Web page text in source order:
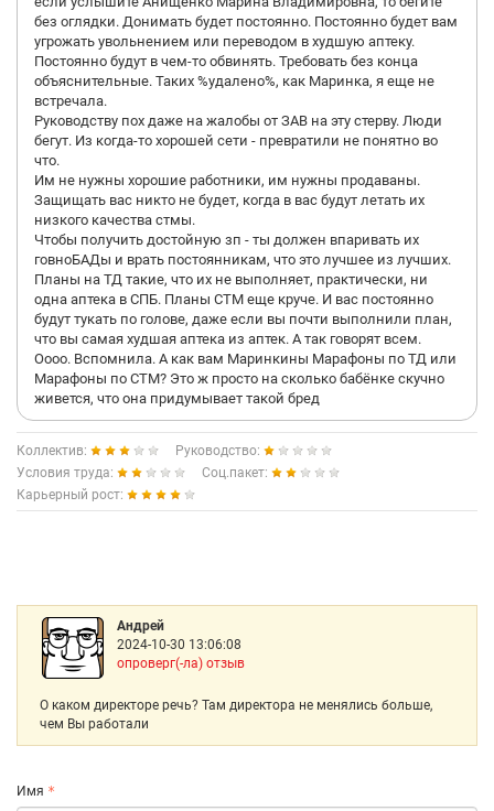
без оглядки. Донимать будет постоянно. Постоянно будет вам
угрожать увольнением или переводом в худшую аптеку.
Постоянно будут в чем-то обвинять. Требовать без конца
объяснительные. Таких %удалено%, как Маринка, я еще не
встречала.
Руководству пох даже на жалобы от ЗАВ на эту стерву. Люди
бегут. Из когда-то хорошей сети - превратили не понятно во
что.
Им не нужны хорошие работники, им нужны продаваны.
Защищать вас никто не будет, когда в вас будут летать их
низкого качества стмы.
Чтобы получить достойную зп - ты должен впаривать их
говноБАДы и врать постоянникам, что это лучшее из лучших.
Планы на ТД такие, что их не выполняет, практически, ни
одна аптека в СПБ. Планы СТМ еще круче. И вас постоянно
будут тукать по голове, даже если вы почти выполнили план,
что вы самая худшая аптека из аптек. А так говорят всем.
Оооо. Вспомнила. А как вам Маринкины Марафоны по ТД или
Марафоны по СТМ? Это ж просто на сколько бабёнке скучно
живется, что она придумывает такой бред
Коллектив:
Руководство:
Условия труда:
Соц.пакет:
Карьерный рост:
Андрей
2024-10-30 13:06:08
опроверг(-ла) отзыв
О каком директоре речь? Там директора не менялись больше,
чем Вы работали
Имя